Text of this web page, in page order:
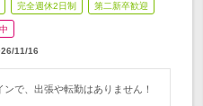
完全週休2日制 第二新卒歓迎
11/16
で、出張や転勤はありません！